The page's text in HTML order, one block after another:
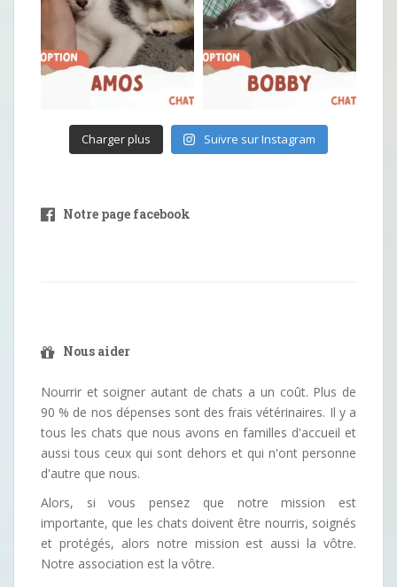
Charger plus Suivre sur Instagram
Notre page facebook
Nous aider
Nourrir et soigner autant de chats a un coût. Plus de
90 % de nos dépenses sont des frais vétérinaires. Il y a
tous les chats que nous avons en familles d'accueil et
aussi tous ceux qui sont dehors et qui n'ont personne
d'autre que nous.
Alors, si vous pensez que notre mission est
importante, que les chats doivent être nourris, soignés
et protégés, alors notre mission est aussi la vôtre.
Notre association est la vôtre.